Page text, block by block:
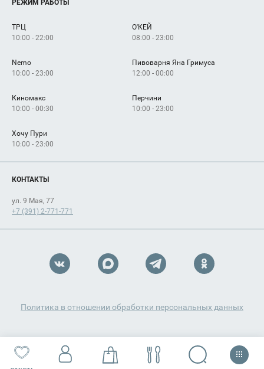
Рекламодателям
Как добраться
РЕЖИМ РАБОТЫ
ТРЦ
10:00 - 22:00
О'КЕЙ
08:00 - 23:00
Nemo
10:00 - 23:00
Пивоварня Яна Гримуса
12:00 - 00:00
Киномакс
10:00 - 00:30
Перчини
10:00 - 23:00
Хочу Пури
10:00 - 23:00
КОНТАКТЫ
ул. 9 Мая, 77
+7 (391) 2-771-771
Политика в отношении обработки персональных данных